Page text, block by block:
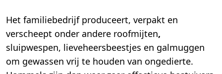
Het familiebedrijf produceert, verpakt en
verscheept onder andere roofmijten,
sluipwespen, lieveheersbeestjes en galmuggen
om gewassen vrij te houden van ongedierte.